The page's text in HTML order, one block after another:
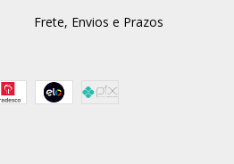
Frete, Envios e Prazos